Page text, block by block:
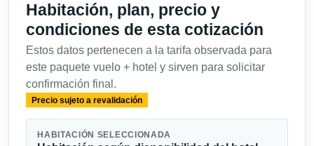
Habitación, plan, precio y
condiciones de esta cotización
Estos datos pertenecen a la tarifa observada para
este paquete vuelo + hotel y sirven para solicitar
confirmación final.
Precio sujeto a revalidación
HABITACIÓN SELECCIONADA